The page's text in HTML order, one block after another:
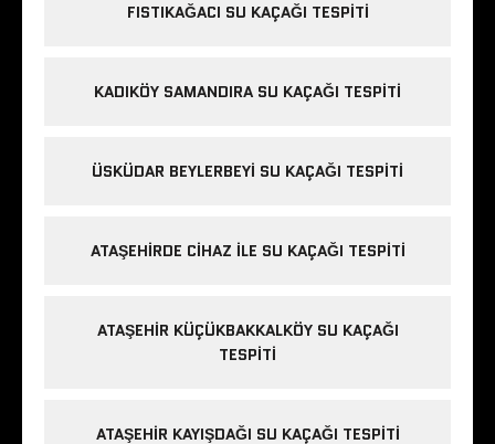
FISTIKAĞACI SU KAÇAĞI TESPITI
KADIKÖY SAMANDIRA SU KAÇAĞI TESPITI
ÜSKÜDAR BEYLERBEYI SU KAÇAĞI TESPITI
ATAŞEHIRDE CIHAZ ILE SU KAÇAĞI TESPITI
ATAŞEHIR KÜÇÜKBAKKALKÖY SU KAÇAĞI
TESPITI
ATAŞEHIR KAYIŞDAĞI SU KAÇAĞI TESPITI